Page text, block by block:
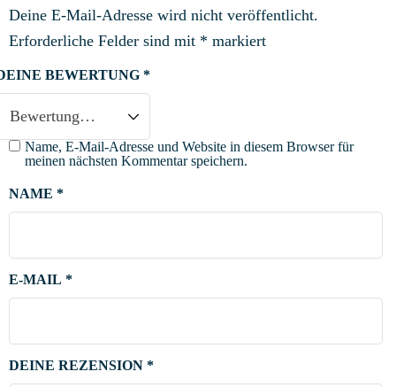
Deine E-Mail-Adresse wird nicht veröffentlicht.
Erforderliche Felder sind mit * markiert
BEWERTUNG *
DEINE REZENSION *
NAME *
E-MAIL *
Name, E-Mail-Adresse und Website in diesem Browser für
meinen nächsten Kommentar speichern.